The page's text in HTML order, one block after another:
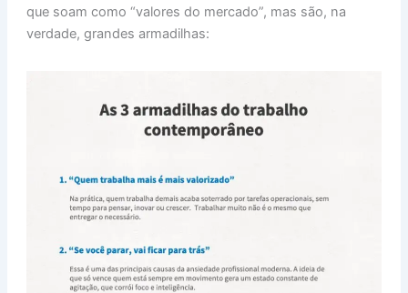
que soam como “valores do mercado”, mas são, na
verdade, grandes armadilhas: